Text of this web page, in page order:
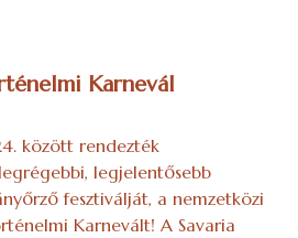
Karnevál
között rendezték
legjelentősebb
fesztiválját, a nemzetközi
Karnevált! A Savaria